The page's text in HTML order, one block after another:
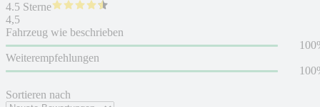
Sortieren nach
4.5 Sterne
4,5
Fahrzeug wie beschrieben
Weiterempfehlungen